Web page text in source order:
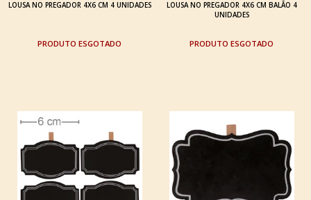
LOUSA NO PREGADOR 4X6 CM 4 UNIDADES
ESGOTADO
LOUSA NO PREGADOR 4X6 CM BALÃO 4
UNIDADES
ESGOTADO